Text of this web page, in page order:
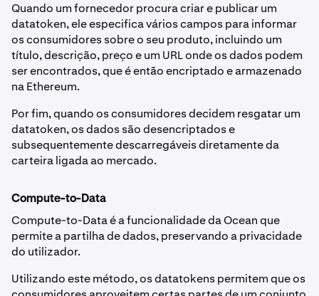
Quando um fornecedor procura criar e publicar um
datatoken, ele especifica vários campos para informar
os consumidores sobre o seu produto, incluindo um
título, descrição, preço e um URL onde os dados podem
ser encontrados, que é então encriptado e armazenado
na Ethereum.
Por fim, quando os consumidores decidem resgatar um
datatoken, os dados são desencriptados e
subsequentemente descarregáveis diretamente da
carteira ligada ao mercado.
Compute-to-Data
Compute-to-Data é a funcionalidade da Ocean que
permite a partilha de dados, preservando a privacidade
do utilizador.
Utilizando este método, os datatokens permitem que os